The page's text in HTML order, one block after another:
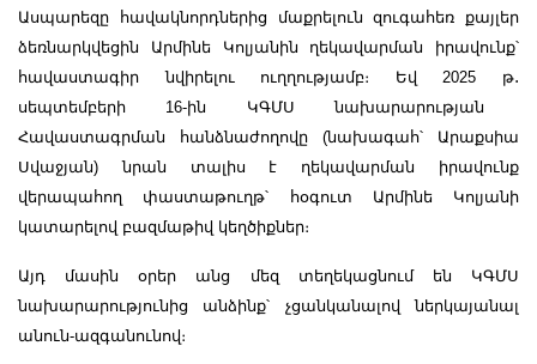
Ասպարեզը հավակնորդներից մաքրելուն զուգահեռ քայլեր
ձեռնարկվեցին Արմինե Կոլյանին ղեկավարման իրավունք՝
հավաստագիր նվիրելու ուղղությամբ։ Եվ 2025 թ․
սեպտեմբերի 16-ին ԿԳՄՍ նախարարության
Հավաստագրման հանձնաժողովը (նախագահ՝ Արաքսիա
Սվաջյան) նրան տալիս է ղեկավարման իրավունք
վերապահող փաստաթուղթ՝ հօգուտ Արմինե Կոլյանի
կատարելով բազմաթիվ կեղծիքներ։
Այդ մասին օրեր անց մեզ տեղեկացնում են ԿԳՄՍ
նախարարությունից անձինք՝ չցանկանալով ներկայանալ
անուն-ազգանունով։